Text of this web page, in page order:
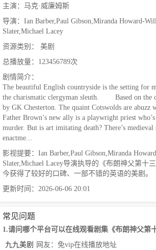
主演：马克·威廉姆斯
导演：Ian Barber,Paul Gibson,Miranda Howard-
Slater,Michael Lacey
资源类别： 美剧
总播放量：123456789次
剧情简介：
The beautiful English countryside is the setting for
the charismatic clergyman sleuth. Based on the
by GK Chesterton. The quaint Cotswolds are abuzz
Father Brown’s new ally is a playwright priest
murder. But is art imitating death? There’s
enactme...
影视提要：Ian Barber,Paul Gibson,Miranda
Slater,Michael Lacey导演执导的《布朗神父第十
今获得了较好的口碑、一部不错的英语的美剧。
更新时间：2026-06-06 20:01
常见问题
1.请问哪个平台可以在线观看剧集《布朗神父第
九九美剧
网友：免vip在线播放地址